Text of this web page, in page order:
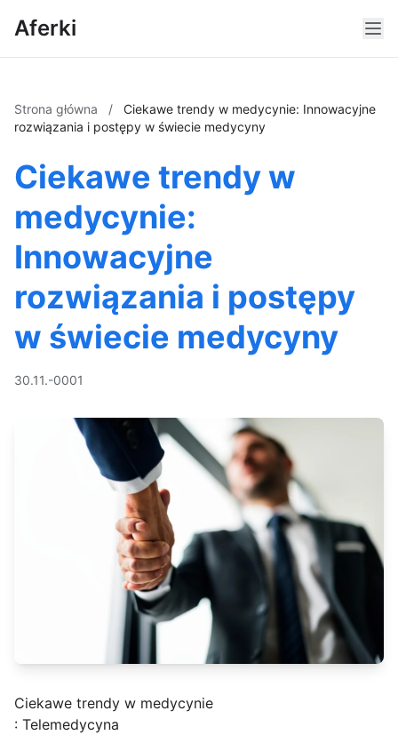
Aferki
Strona główna /
Ciekawe trendy w medycynie: Innowacyjne
rozwiązania i postępy w świecie medycyny
Ciekawe trendy w
medycynie:
Innowacyjne
rozwiązania i postępy
w świecie medycyny
30.11.-0001
Ciekawe trendy w medycynie
: Telemedycyna